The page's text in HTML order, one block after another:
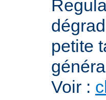
petite
Voir :